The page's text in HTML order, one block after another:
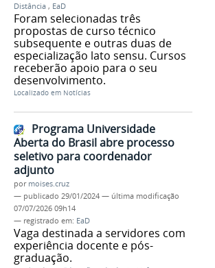
Distância , EaD
Foram selecionadas três
propostas de curso técnico
subsequente e outras duas de
especialização lato sensu. Cursos
receberão apoio para o seu
desenvolvimento.
Localizado em Notícias
Programa Universidade
Aberta do Brasil abre processo
seletivo para coordenador
adjunto
por moises.cruz
— publicado 29/01/2024 — última modificação
07/07/2026 09h14
— registrado em: EaD
Vaga destinada a servidores com
experiência docente e pós-
graduação.